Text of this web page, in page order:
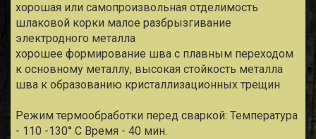
хорошая или самопроизвольная отделимость
шлаковой корки малое разбрызгивание
электродного металла
хорошее формирование шва с плавным переходом
к основному металлу, высокая стойкость металла
шва к образованию кристаллизационных трещин
Режим термообработки перед сваркой: Температура
- 110 -130° С Время - 40 мин.